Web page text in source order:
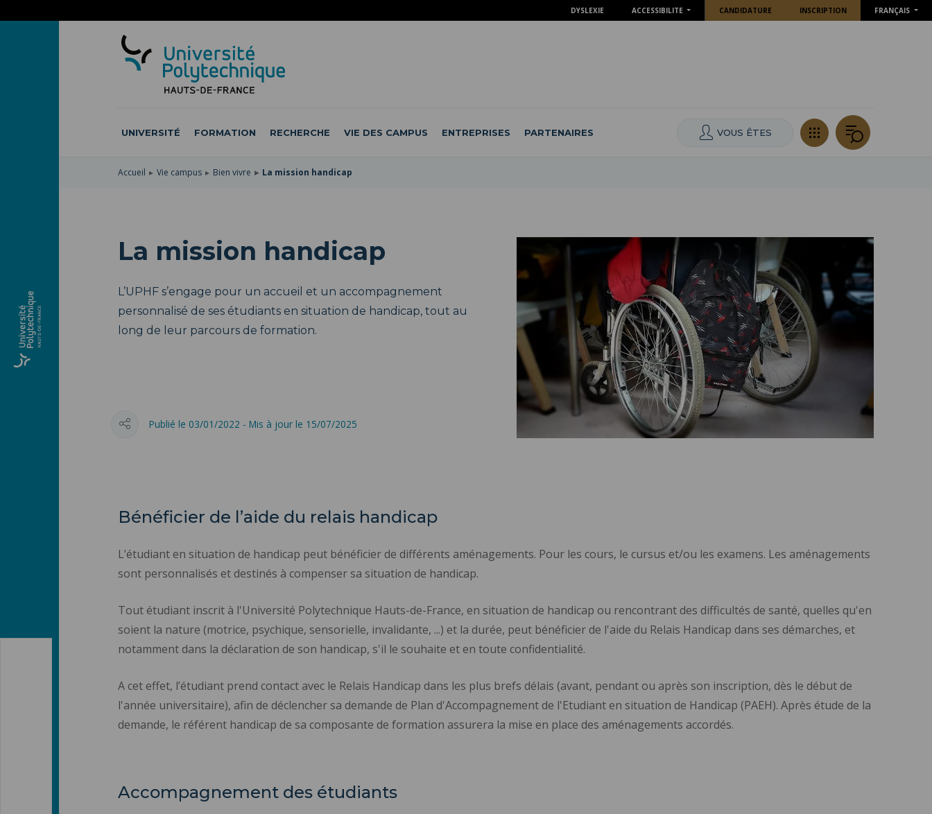
DYSLEXIE ACCESSIBILITE CANDIDATURE INSCRIPTION FRANÇAIS
UNIVERSITÉ FORMATION RECHERCHE VIE DES CAMPUS ENTREPRISES PARTENAIRES VOUS ÊTES
Accueil Vie campus Bien vivre La mission handicap
La mission handicap
L’UPHF s’engage pour un accueil et un accompagnement
personnalisé de ses étudiants en situation de handicap, tout au
long de leur parcours de formation.
Publié le 03/01/2022 - Mis à jour le 15/07/2025
Bénéficier de l’aide du relais handicap
L’étudiant en situation de handicap peut bénéficier de différents aménagements. Pour les cours, le cursus et/ou les examens. Les aménagements
sont personnalisés et destinés à compenser sa situation de handicap.
Tout étudiant inscrit à l'Université Polytechnique Hauts-de-France, en situation de handicap ou rencontrant des difficultés de santé, quelles qu'en
soient la nature (motrice, psychique, sensorielle, invalidante, ...) et la durée, peut bénéficier de l'aide du Relais Handicap dans ses démarches, et
notamment dans la déclaration de son handicap, s'il le souhaite et en toute confidentialité.
A cet effet, l’étudiant prend contact avec le Relais Handicap dans les plus brefs délais (avant, pendant ou après son inscription, dès le début de
l'année universitaire), afin de déclencher sa demande de Plan d'Accompagnement de l'Etudiant en situation de Handicap (PAEH). Après étude de la
demande, le référent handicap de sa composante de formation assurera la mise en place des aménagements accordés.
Accompagnement des étudiants